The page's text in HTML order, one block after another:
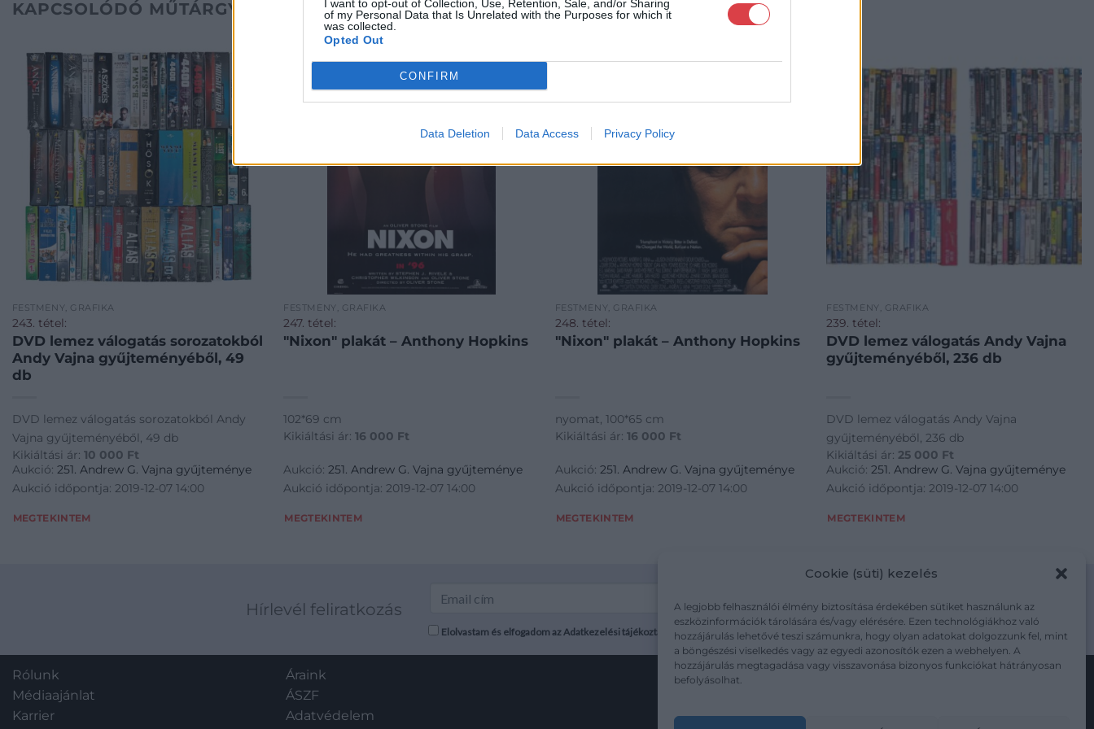
I want to opt-out of Collection, Use, Retention, Sale, and/or Sharing
of my Personal Data that Is Unrelated with the Purposes for which it
was collected.
Opted Out
CONFIRM
Data Deletion Data Access Privacy Policy
Cookie (süti) kezelés
A legjobb felhasználói élmény biztosítása érdekében sütiket használunk az
eszközinformációk tárolására és/vagy elérésére. Ezen technológiákhoz való
hozzájárulás lehetővé teszi számunkra, hogy olyan adatokat dolgozzunk fel, mint
a böngészési viselkedés vagy az egyedi azonosítók ezen a webhelyen. A
hozzájárulás megtagadása vagy visszavonása bizonyos funkciókat hátrányosan
befolyásolhat.
KAPCSOLÓDÓ MŰTÁRGYAK
FESTMÉNY, GRAFIKA
243. tétel:
DVD lemez válogatás sorozatokból
Andy Vajna gyűjteményéből, 49
db
DVD lemez válogatás sorozatokból Andy
Vajna gyűjteményéből, 49 db
Kikiáltási ár: 10 000 Ft
Aukció: 251. Andrew G. Vajna gyűjteménye
Aukció időpontja: 2019-12-07 14:00
MEGTEKINTEM
FESTMÉNY, GRAFIKA
247. tétel:
"Nixon" plakát – Anthony Hopkins
102*69 cm
Kikiáltási ár:16 000 Ft
Aukció:251. Andrew G. Vajna gyűjteménye
Aukció időpontja: 2019-12-07 14:00
MEGTEKINTEM
FESTMÉNY, GRAFIKA
248. tétel:
"Nixon" plakát – Anthony Hopkins
nyomat, 100*65 cm
Kikiáltási ár: 16 000 Ft
Aukció: 251. Andrew G. Vajna gyűjteménye
Aukció időpontja: 2019-12-07 14:00
MEGTEKINTEM
FESTMÉNY, GRAFIKA
239. tétel:
DVD lemez válogatás Andy Vajna
gyűjteményéből, 236 db
DVD lemez válogatás Andy Vajna
gyűjteményéből, 236 db
Kikiáltási ár: 25 000 Ft
Aukció:251. Andrew G. Vajna gyűjteménye
Aukció időpontja: 2019-12-07 14:00
MEGTEKINTEM
Hírlevél feliratkozás
Elolvastam és elfogadom az Adatkezelési tájékoztatót: mutargy.com/adatkezelesi-tajekoztato/
Rólunk
Médiaajánlat
Karrier
Áraink
ÁSZF
Adatvédelem